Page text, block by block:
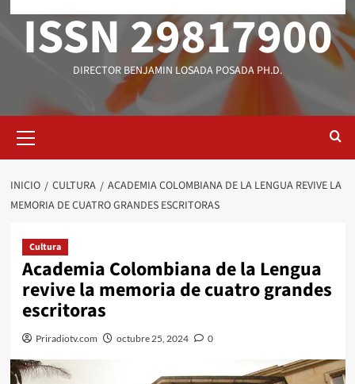
ISSN 29817900
DIRECTOR BENJAMIN LOSADA POSADA PH.D.
primario
INICIO CULTURA
ACADEMIA COLOMBIANA DE LA LENGUA REVIVE LA
MEMORIA DE CUATRO GRANDES ESCRITORAS
Cultura
Academia Colombiana de la Lengua
revive la memoria de cuatro grandes
escritoras
Priradiotv.com octubre 25, 2024 0